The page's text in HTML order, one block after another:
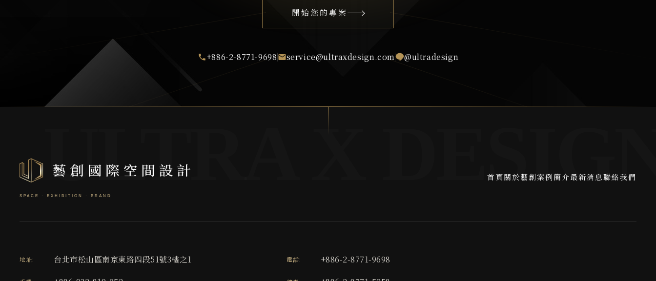
開始您的專案
+886-2-8771-9698 service@ultraxdesign.com @ultradesign
首頁關於藝創案例簡介最新消息聯絡我們
地址: 台北市松山區南京東路四段51號3樓之1 電話: +886-2-8771-9698